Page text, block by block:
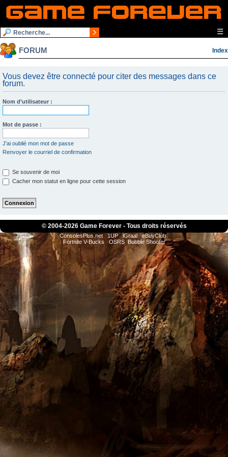
☰
FORUM Index
Vous devez être connecté pour citer des messages dans ce
forum.
Nom d’utilisateur :
Mot de passe :
J’ai oublié mon mot de passe
Renvoyer le courriel de confirmation
Se souvenir de moi
Cacher mon statut en ligne pour cette session
© 2004-2026 Game Forever - Tous droits réservés
ConsolesPlus.net 1UP iGraal
eBuyClub
Fortnite V-Bucks
OSRS Bubble Shooter